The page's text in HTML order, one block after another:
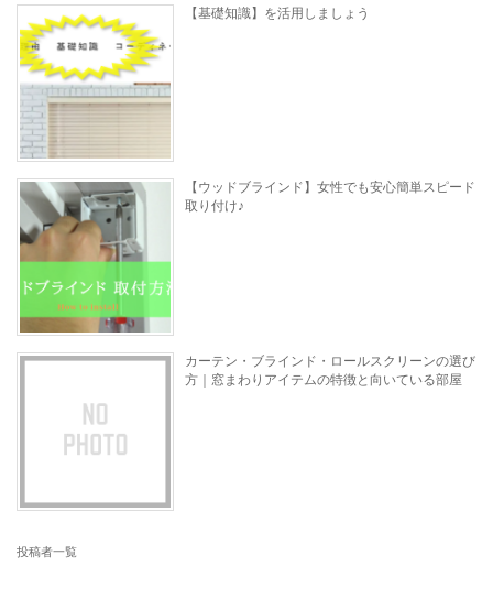
【基礎知識】を活用しましょう
【ウッドブラインド】女性でも安心簡単スピード
取り付け♪
カーテン・ブラインド・ロールスクリーンの選び
方｜窓まわりアイテムの特徴と向いている部屋
投稿者一覧